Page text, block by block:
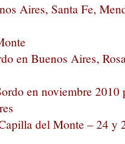
Aires, Santa Fe,
en Buenos Aires,
en noviembre
del Monte – 24 y